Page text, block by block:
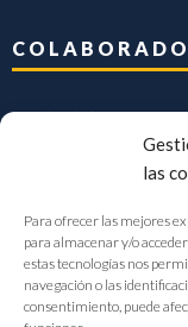
las
Para ofrecer las mejores
para almacenar y/o
estas tecnologías nos
navegación o las
consentimiento, puede